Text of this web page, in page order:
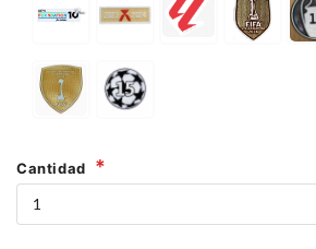
Cantidad